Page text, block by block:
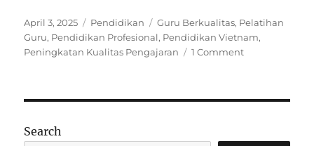
Posted
on
April 3, 2025 Categories
Pendidikan Tags
Guru Berkualitas, Pelatihan
Guru, Pendidikan Profesional, Pendidikan Vietnam,
Peningkatan Kualitas Pengajaran
1 Commenton
Masa
Search